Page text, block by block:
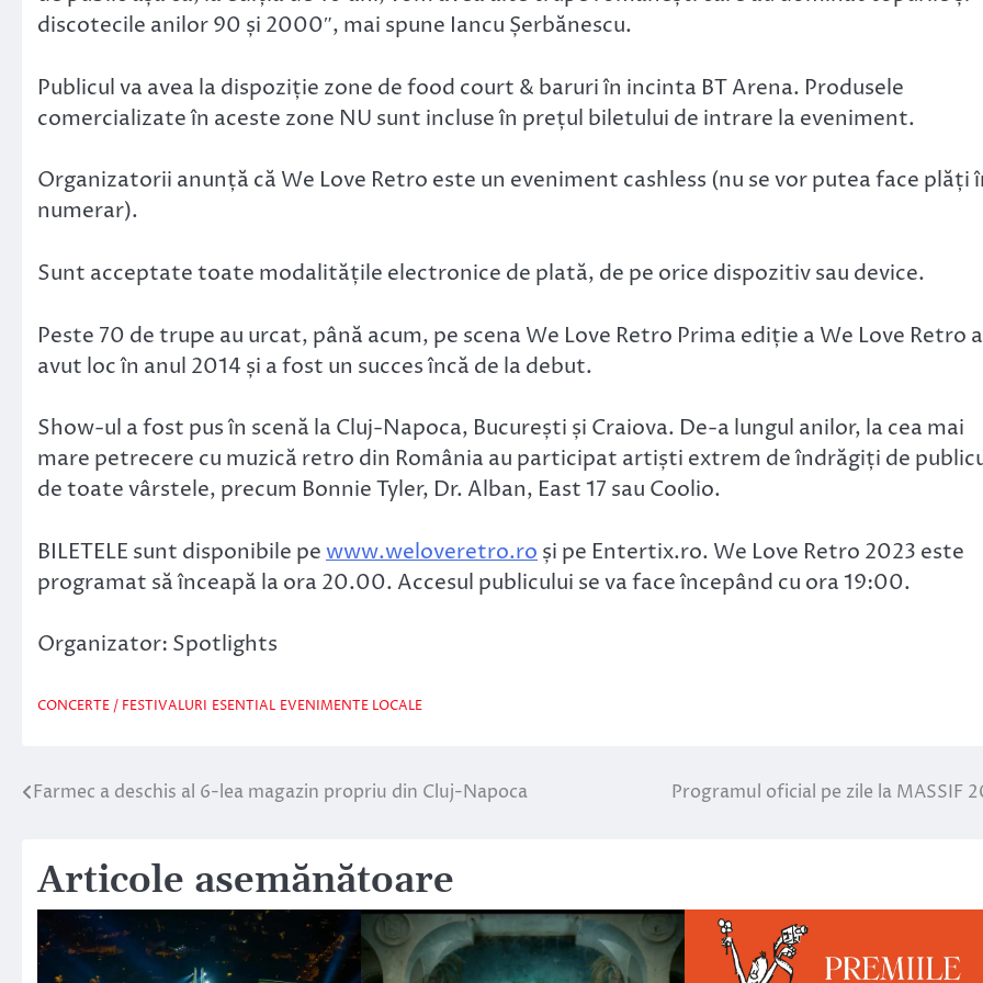
discotecile anilor 90 și 2000″, mai spune Iancu Șerbănescu.
Publicul va avea la dispoziție zone de food court & baruri în incinta BT Arena. Produsele
comercializate în aceste zone NU sunt incluse în prețul biletului de intrare la eveniment.
Organizatorii anunță că We Love Retro este un eveniment cashless (nu se vor putea face plăți
numerar).
Sunt acceptate toate modalitățile electronice de plată, de pe orice dispozitiv sau device.
Peste 70 de trupe au urcat, până acum, pe scena We Love Retro Prima ediție a We Love Retro a
avut loc în anul 2014 și a fost un succes încă de la debut.
Show-ul a fost pus în scenă la Cluj-Napoca, București și Craiova. De-a lungul anilor, la cea mai
mare petrecere cu muzică retro din România au participat artiști extrem de îndrăgiți de
de toate vârstele, precum Bonnie Tyler, Dr. Alban, East 17 sau Coolio.
BILETELE sunt disponibile pewww.weloveretro.ro și pe Entertix.ro. We Love Retro 2023 este
programat să înceapă la ora 20.00. Accesul publicului se va face începând cu ora 19:00.
Organizator: Spotlights
CONCERTE / FESTIVALURI ESENTIAL EVENIMENTE LOCALE
Navigare
articole
Farmec a deschis al 6-lea magazin propriu din Cluj-Napoca Programul oficial pe zile la MASSIF
Articole asemănătoare